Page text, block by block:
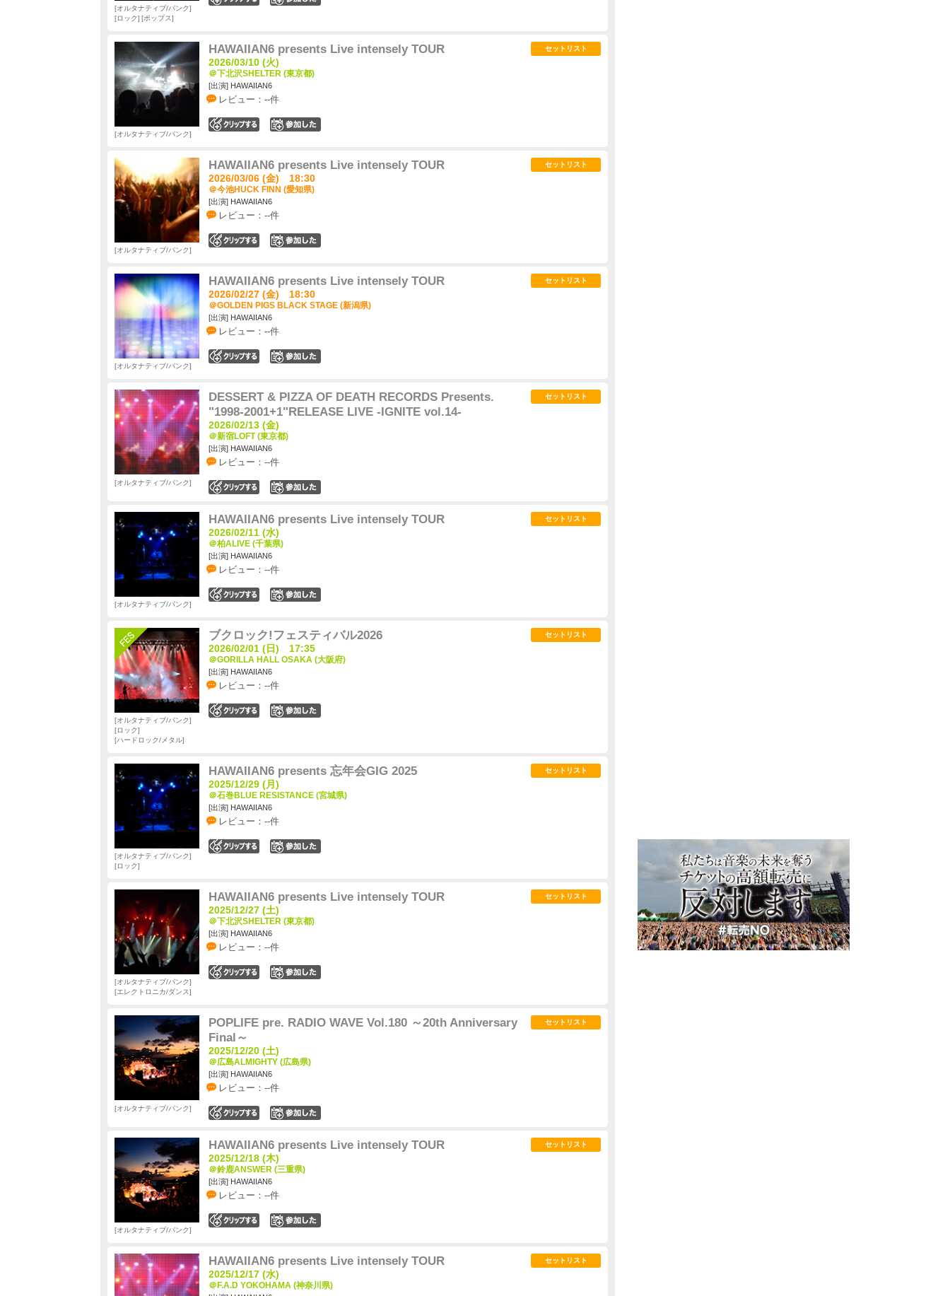
オルタナティブ/パンク
ロック
ポップス
HAWAIIAN6 presents Live intensely TOUR
2026/03/10 (火)
＠下北沢SHELTER (東京都)
[出演] HAWAIIAN6
レビュー：--件
セットリスト
オルタナティブ/パンク
HAWAIIAN6 presents Live intensely TOUR
2026/03/06 (金) 18:30
＠今池HUCK FINN (愛知県)
[出演] HAWAIIAN6
レビュー：--件
セットリスト
オルタナティブ/パンク
HAWAIIAN6 presents Live intensely TOUR
2026/02/27 (金) 18:30
＠GOLDEN PIGS BLACK STAGE (新潟県)
[出演] HAWAIIAN6
レビュー：--件
セットリスト
オルタナティブ/パンク
DESSERT & PIZZA OF DEATH RECORDS Presents.
"1998-2001+1"RELEASE LIVE -IGNITE vol.14-
2026/02/13 (金)
＠新宿LOFT (東京都)
[出演] HAWAIIAN6
レビュー：--件
セットリスト
オルタナティブ/パンク
HAWAIIAN6 presents Live intensely TOUR
2026/02/11 (水)
＠柏ALIVE (千葉県)
[出演] HAWAIIAN6
レビュー：--件
セットリスト
オルタナティブ/パンク
ブクロック!フェスティバル2026
2026/02/01 (日) 17:35
＠GORILLA HALL OSAKA (大阪府)
[出演] HAWAIIAN6
レビュー：--件
セットリスト
オルタナティブ/パンク
ロック
ハードロック/メタル
HAWAIIAN6 presents 忘年会GIG 2025
2025/12/29 (月)
＠石巻BLUE RESISTANCE (宮城県)
[出演] HAWAIIAN6
レビュー：--件
セットリスト
オルタナティブ/パンク
ロック
HAWAIIAN6 presents Live intensely TOUR
2025/12/27 (土)
＠下北沢SHELTER (東京都)
[出演] HAWAIIAN6
レビュー：--件
セットリスト
オルタナティブ/パンク
エレクトロニカ/ダンス
POPLIFE pre. RADIO WAVE Vol.180 ～20th Anniversary
Final～
2025/12/20 (土)
＠広島ALMIGHTY (広島県)
[出演] HAWAIIAN6
レビュー：--件
セットリスト
オルタナティブ/パンク
HAWAIIAN6 presents Live intensely TOUR
2025/12/18 (木)
＠鈴鹿ANSWER (三重県)
[出演] HAWAIIAN6
レビュー：--件
セットリスト
オルタナティブ/パンク
HAWAIIAN6 presents Live intensely TOUR
2025/12/17 (水)
＠F.A.D YOKOHAMA (神奈川県)
セットリスト